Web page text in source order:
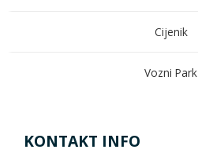
Cijenik
Vozni Park
KONTAKT INFO